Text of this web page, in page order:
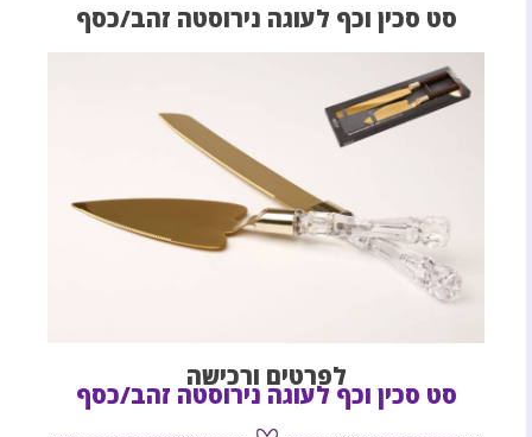
סט סכין וכף לעוגה נירוסטה זהב/כסף
לפרטים ורכישה
סט סכין וכף לעוגה נירוסטה זהב/כסף